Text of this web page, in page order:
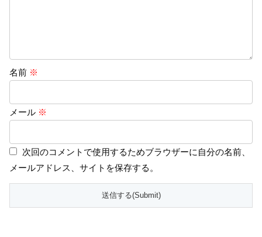
名前 ※
メール ※
次回のコメントで使用するためブラウザーに自分の名前、
メールアドレス、サイトを保存する。